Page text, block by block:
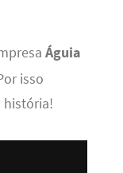
Águia
isso
história!